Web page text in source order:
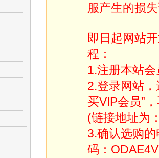
服产生的损
即日起网站
程：
1.注册本站会
2.登录网站，
买VIP会员”
(链接地址为
3.确认选购
码：